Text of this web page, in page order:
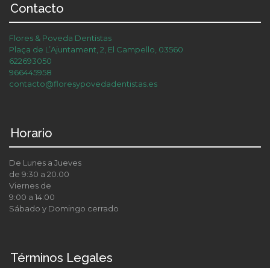
Contacto
Flores & Poveda Dentistas
Plaça de L’Ajuntament, 2, El Campello, 03560
622693050
966445958
contacto@floresypovedadentistas.es
Horario
De Lunes a Jueves
de 9:30 a 20.00
Viernes de
9:00 a 14:00
Sábado y Domingo cerrado
Términos Legales